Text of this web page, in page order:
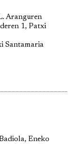
Aranguren
1, Patxi
Santamaria
Eneko